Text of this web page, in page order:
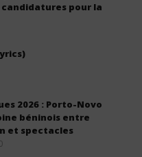
pour la
2026 : Porto-Novo
béninois entre
et spectacles